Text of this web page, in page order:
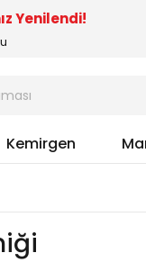
Yenilendi!
Kemirgen